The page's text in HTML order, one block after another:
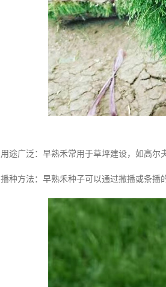
用途广泛：早熟禾常用于草坪建设，如高尔
播种方法：早熟禾种子可以通过撒播或条播